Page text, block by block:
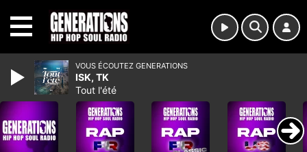
VOUS ÉCOUTEZ GENERATIONS
ISK, TK
Tout l'été